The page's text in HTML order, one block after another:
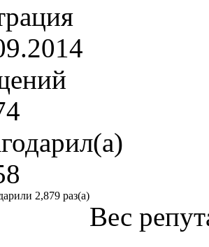
2,879 раз(а)
Вес